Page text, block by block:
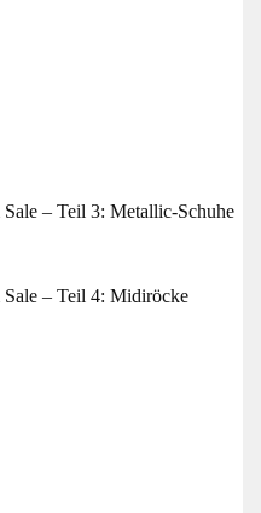
– Teil 3: Metallic-Schuhe
Sale – Teil 4: Midiröcke